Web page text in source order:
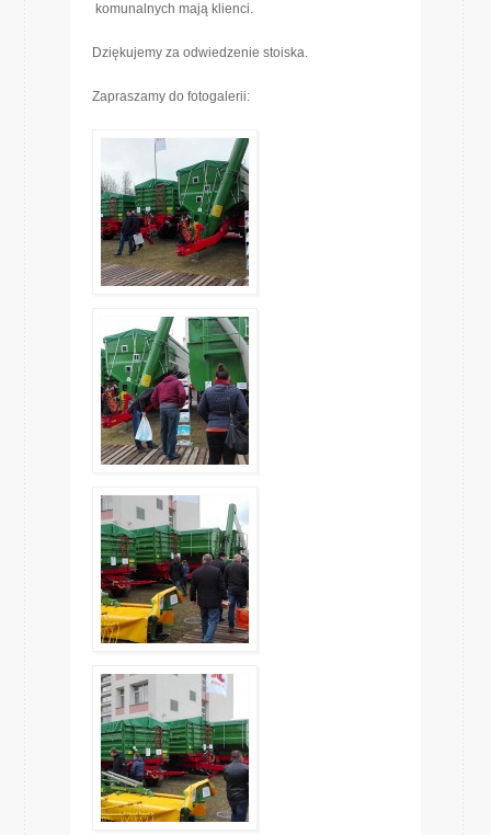
komunalnych mają klienci.
Dziękujemy za odwiedzenie stoiska.
Zapraszamy do fotogalerii: